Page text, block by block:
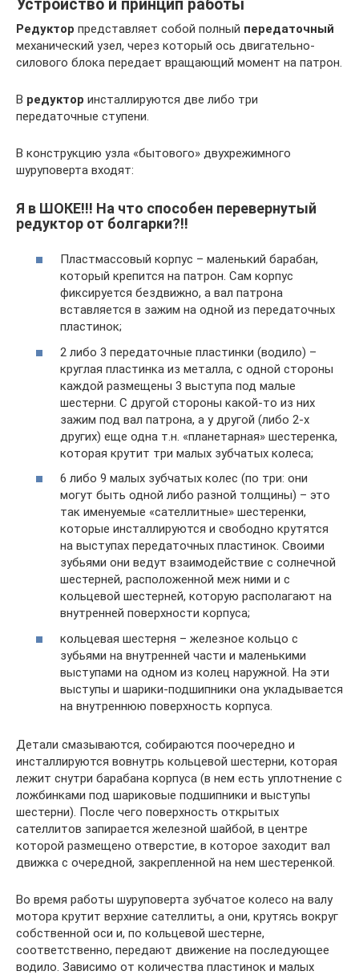
Устройство и принцип работы
Редуктор представляет собой полный передаточный
механический узел, через который ось двигательно-
силового блока передает вращающий момент на патрон.
В редуктор инсталлируются две либо три
передаточные ступени.
В конструкцию узла «бытового» двухрежимного
шуруповерта входят:
Я в ШОКЕ!!! На что способен перевернутый
редуктор от болгарки?!!
Пластмассовый корпус – маленький барабан,
который крепится на патрон. Сам корпус
фиксируется бездвижно, а вал патрона
вставляется в зажим на одной из передаточных
пластинок;
2 либо 3 передаточные пластинки (водило) –
круглая пластинка из металла, с одной стороны
каждой размещены 3 выступа под малые
шестерни. С другой стороны какой-то из них
зажим под вал патрона, а у другой (либо 2-х
других) еще одна т.н. «планетарная» шестеренка,
которая крутит три малых зубчатых колеса;
6 либо 9 малых зубчатых колес (по три: они
могут быть одной либо разной толщины) – это
так именуемые «сателлитные» шестеренки,
которые инсталлируются и свободно крутятся
на выступах передаточных пластинок. Своими
зубьями они ведут взаимодействие с солнечной
шестерней, расположенной меж ними и с
кольцевой шестерней, которую располагают на
внутренней поверхности корпуса;
кольцевая шестерня – железное кольцо с
зубьями на внутренней части и маленькими
выступами на одном из колец наружной. На эти
выступы и шарики-подшипники она укладывается
на внутреннюю поверхность корпуса.
Детали смазываются, собираются поочередно и
инсталлируются вовнутрь кольцевой шестерни, которая
лежит снутри барабана корпуса (в нем есть уплотнение с
ложбинками под шариковые подшипники и выступы
шестерни). После чего поверхность открытых
сателлитов запирается железной шайбой, в центре
которой размещено отверстие, в которое заходит вал
движка с очередной, закрепленной на нем шестеренкой.
Во время работы шуруповерта зубчатое колесо на валу
мотора крутит верхние сателлиты, а они, крутясь вокруг
собственной оси и, по кольцевой шестерне,
соответственно, передают движение на последующее
водило. Зависимо от количества пластинок и малых